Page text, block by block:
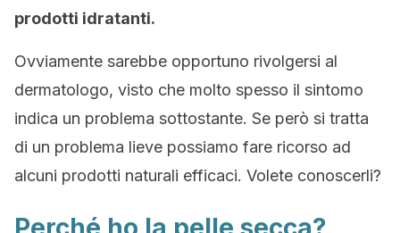
prodotti idratanti.
Ovviamente sarebbe opportuno rivolgersi al
dermatologo, visto che molto spesso il sintomo
indica un problema sottostante. Se però si tratta
di un problema lieve possiamo fare ricorso ad
alcuni prodotti naturali efficaci. Volete conoscerli?